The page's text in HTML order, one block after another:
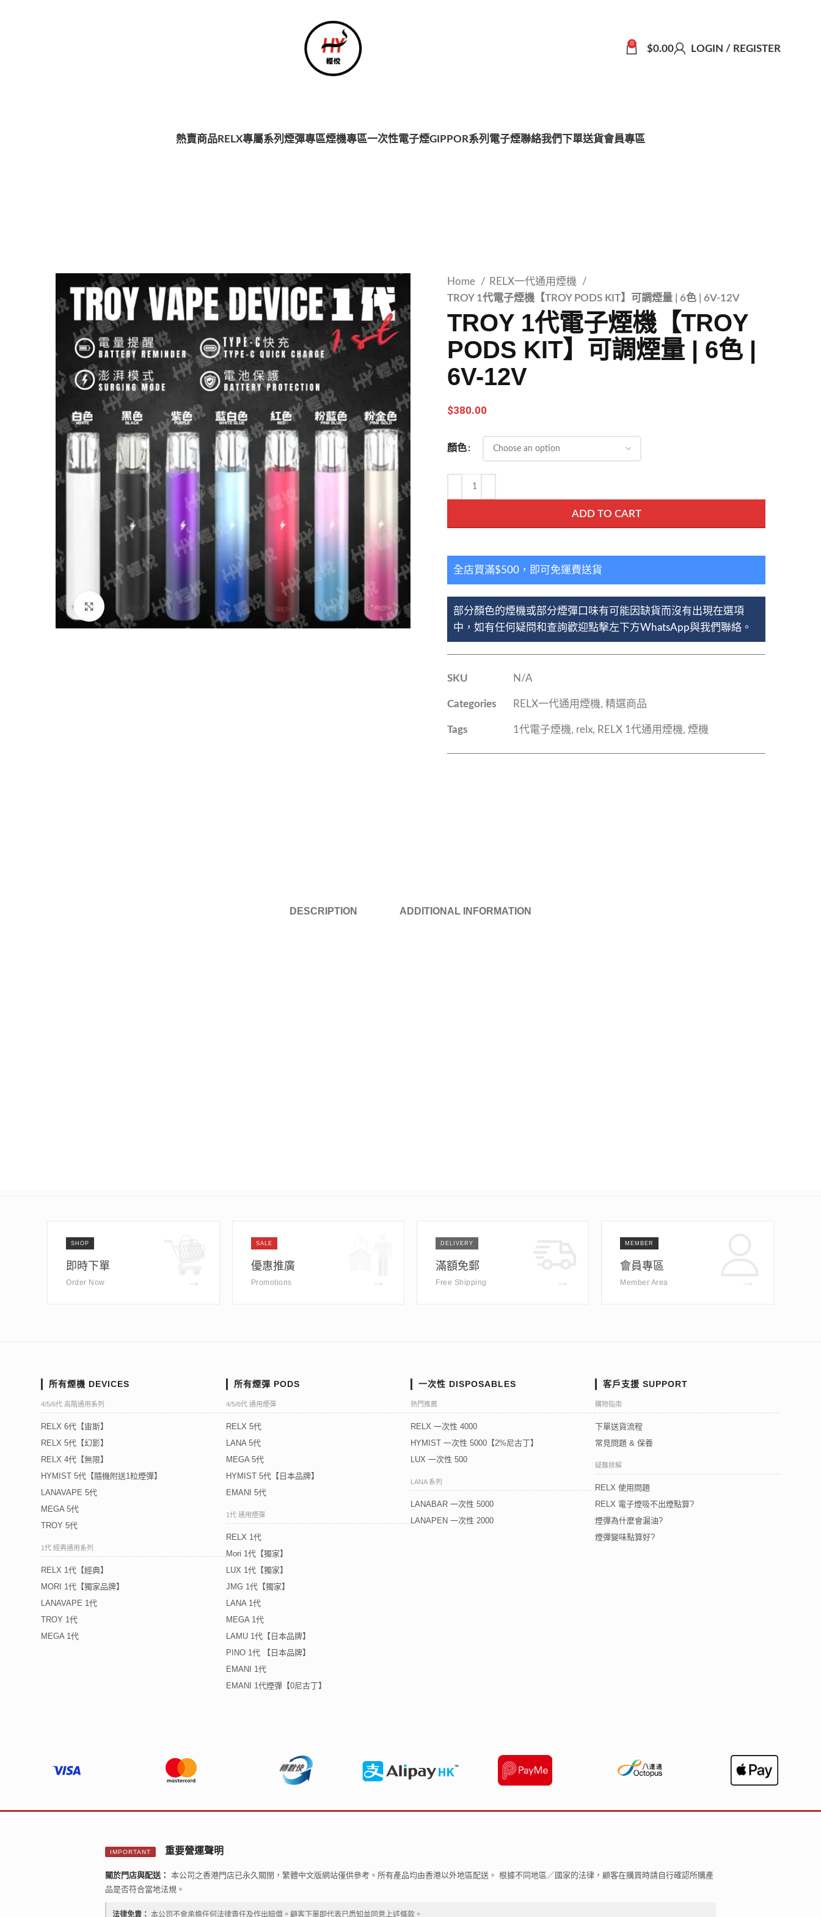
0 $0.00 LOGIN / REGISTER
熱賣商品RELX專屬系列 煙彈專區煙機專區一次性電子煙GIPPOR系列電子煙聯絡我們 下單送貨會員專區
Click to enlarge
Home
RELX一代通用煙機
TROY 1代電子煙機【TROY PODS KIT】可調煙量 | 6色 | 6V-12V
TROY 1代電子煙機【TROY
PODS KIT】可調煙量 | 6色 |
6V-12V
$380.00
顏色
ADD TO CART
全店買滿$500，即可免運費送貨
部分顏色的煙機或部分煙彈口味有可能因缺貨而沒有出現在選項
中，如有任何疑問和查詢歡迎點擊左下方WhatsApp與我們聯絡。
SKU N/A
Categories RELX一代通用煙機, 精選商品
Tags 1代電子煙機, relx, RELX 1代通用煙機, 煙機
DESCRIPTION ADDITIONAL INFORMATION
SHOP
即時下單
Order Now →
SALE
優惠推廣
Promotions →
DELIVERY
滿額免郵
Free Shipping →
MEMBER
會員專區
Member Area →
所有煙機 DEVICES
4/5/6代 高階通用系列
RELX 6代【宙斯】
RELX 5代【幻影】
RELX 4代【無限】
HYMIST 5代【隨機附送1粒煙彈】
LANAVAPE 5代
MEGA 5代
TROY 5代
1代 經典通用系列
RELX 1代【經典】
MORI 1代【獨家品牌】
LANAVAPE 1代
TROY 1代
MEGA 1代
所有煙彈 PODS
4/5/6代 通用煙彈
RELX 5代
LANA 5代
MEGA 5代
HYMIST 5代【日本品牌】
EMANI 5代
1代 通用煙彈
RELX 1代
Mori 1代【獨家】
LUX 1代【獨家】
JMG 1代【獨家】
LANA 1代
MEGA 1代
LAMU 1代【日本品牌】
PINO 1代 【日本品牌】
EMANI 1代
EMANI 1代煙彈【0尼古丁】
一次性 DISPOSABLES
熱門推薦
RELX 一次性 4000
HYMIST 一次性 5000【2%尼古丁】
LUX 一次性 500
LANA 系列
LANABAR 一次性 5000
LANAPEN 一次性 2000
客戶支援 SUPPORT
購物指南
下單送貨流程
常見問題 & 保養
疑難排解
RELX 使用問題
RELX 電子煙吸不出煙點算?
煙彈為什麼會漏油?
煙彈變味點算好?
IMPORTANT 重要營運聲明
關於門店與配送： 本公司之香港門店已永久關閉，繁體中文版網站僅供參考。所有產品均由香港以外地區配送。 根據不同地區／國家的法律，顧客在購買時請自行確認所購產
品是否符合當地法規。
法律免責： 本公司不會承擔任何法律責任及作出賠償。顧客下單即代表已悉知並同意上述條款。